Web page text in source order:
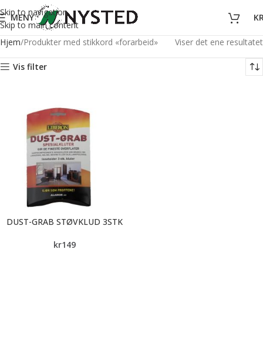
Skip to navigation
Skip to main content
MENY
Hjem Produkter med stikkord «forarbeid» Viser det ene resultatet
Vis filter
DUST-GRAB STØVKLUD 3STK
kr149